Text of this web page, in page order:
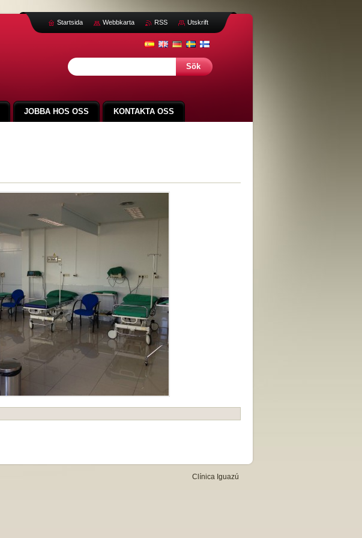
JOBBA HOS OSS KONTAKTA OSS
Startsida Webbkarta RSS Utskrift
Clínica Iguazú